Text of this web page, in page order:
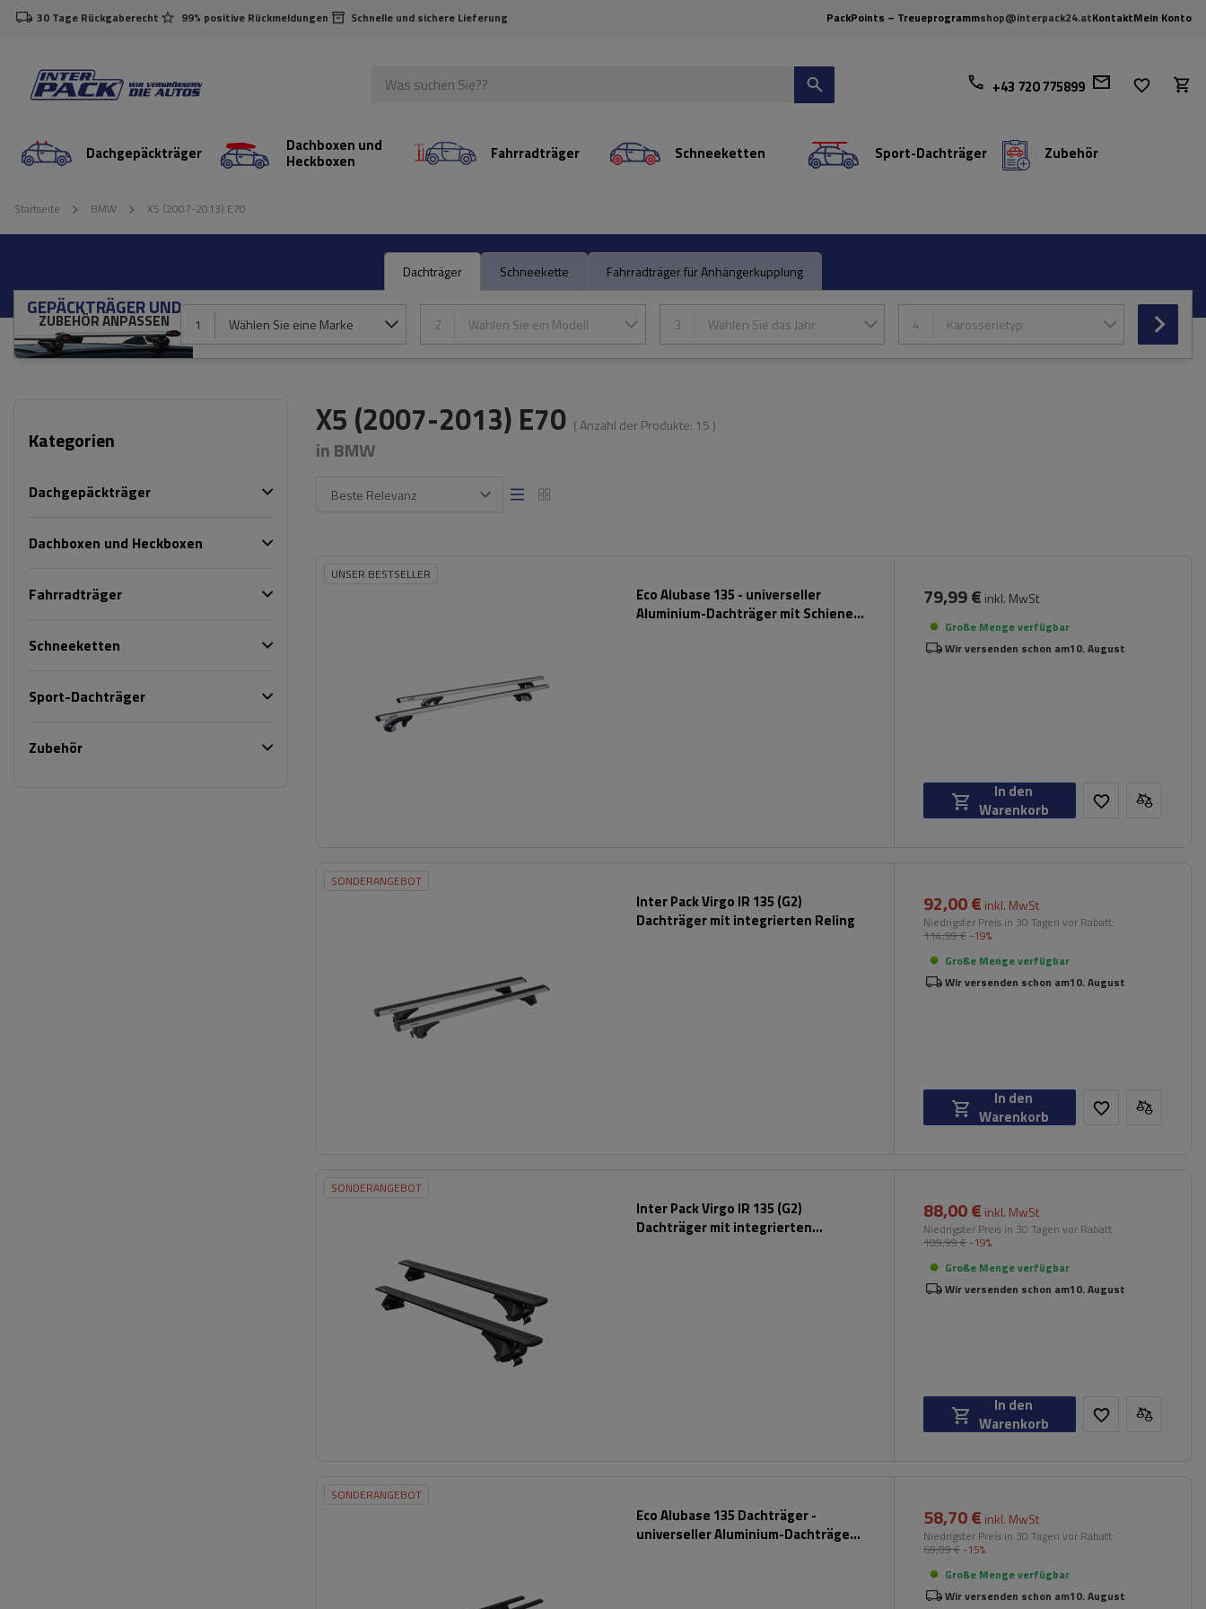
30 Tage Rückgaberecht 99% positive Rückmeldungen Schnelle und sichere Lieferung PackPoints – Treueprogrammshop@interpack24.atKontaktMein Konto
+43 720 775899
Dachgepäckträger Dachboxen und
Heckboxen Fahrradträger Schneeketten Sport-Dachträger Zubehör
Startseite BMW X5 (2007-2013) E70
Dachträger Schneekette Fahrradträger für Anhängerkupplung
GEPÄCKTRÄGER UND
ZUBEHÖR ANPASSEN 1 Wählen Sie eine Marke 2 Wählen Sie ein Modell 3 Wählen Sie das Jahr 4 Karosserietyp
Kategorien
Dachgepäckträger
Dachboxen und Heckboxen
Fahrradträger
Schneeketten
Sport-Dachträger
Zubehör
X5 (2007-2013) E70 ( Anzahl der Produkte: 15 )
in BMW
Beste Relevanz
UNSER BESTSELLER
Eco Alubase 135 - universeller
Aluminium-Dachträger mit Schienen
79,99 € inkl. MwSt
Große Menge verfügbar
Wir versenden schon am10. August
In den
Warenkorb
SONDERANGEBOT
Inter Pack Virgo IR 135 (G2)
Dachträger mit integrierten Reling
92,00 € inkl. MwSt
Niedrigster Preis in 30 Tagen vor Rabatt:
114,99 € -19%
Große Menge verfügbar
Wir versenden schon am10. August
In den
Warenkorb
SONDERANGEBOT
Inter Pack Virgo IR 135 (G2)
Dachträger mit integrierten
88,00 € inkl. MwSt
Niedrigster Preis in 30 Tagen vor Rabatt:
109,99 € -19%
Große Menge verfügbar
Wir versenden schon am10. August
In den
Warenkorb
SONDERANGEBOT
Eco Alubase 135 Dachträger -
universeller Aluminium-Dachträger
58,70 € inkl. MwSt
Niedrigster Preis in 30 Tagen vor Rabatt:
69,09 € -15%
Große Menge verfügbar
Wir versenden schon am10. August